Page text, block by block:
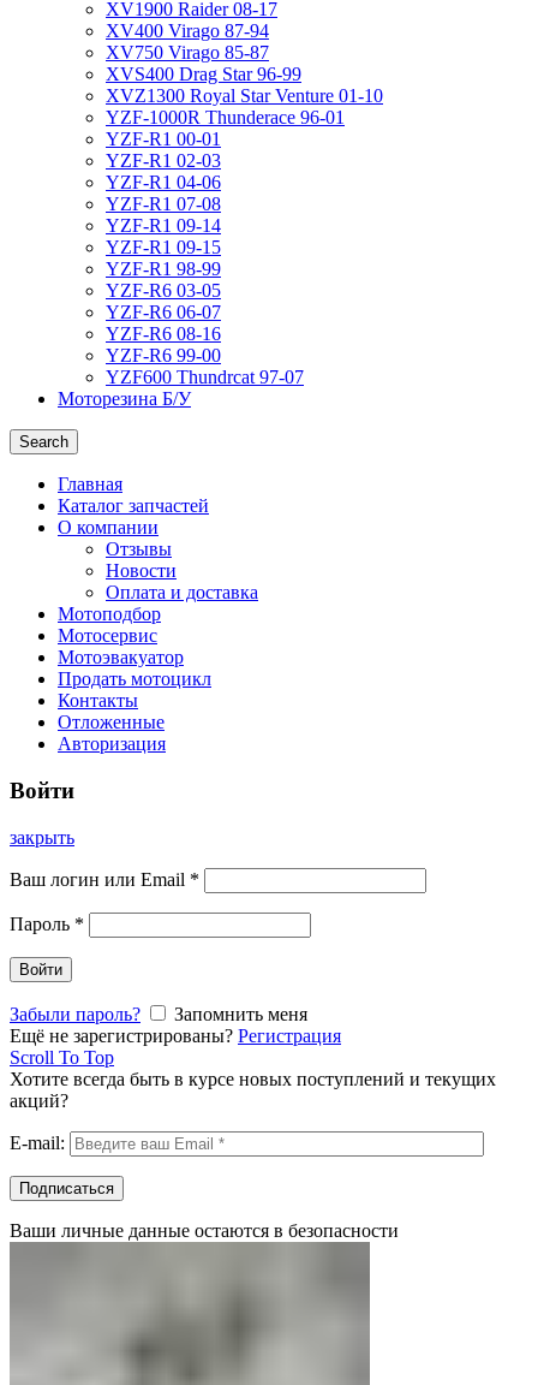
XV1900 Raider 08-17
XV400 Virago 87-94
XV750 Virago 85-87
XVS400 Drag Star 96-99
XVZ1300 Royal Star Venture 01-10
YZF-1000R Thunderace 96-01
YZF-R1 00-01
YZF-R1 02-03
YZF-R1 04-06
YZF-R1 07-08
YZF-R1 09-14
YZF-R1 09-15
YZF-R1 98-99
YZF-R6 03-05
YZF-R6 06-07
YZF-R6 08-16
YZF-R6 99-00
YZF600 Thundrcat 97-07
Моторезина Б/У
Search
Главная
Каталог запчастей
О компании
Отзывы
Новости
Оплата и доставка
Мотоподбор
Мотосервис
Мотоэвакуатор
Продать мотоцикл
Контакты
Отложенные
Авторизация
Войти
закрыть
Ваш логин или Email *
Пароль *
Войти
Забыли пароль?
Запомнить меня
Ещё не зарегистрированы? Регистрация
Scroll To Top
Хотите всегда быть в курсе новых поступлений и текущих
акций?
E-mail:
Ваши личные данные остаются в безопасности